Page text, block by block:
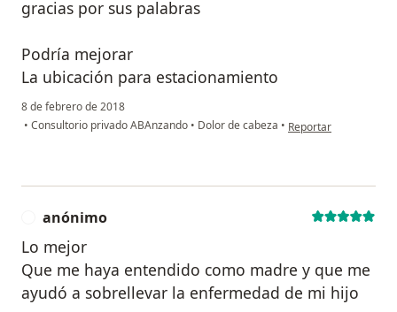
gracias por sus palabras
Podría mejorar
La ubicación para estacionamiento
8 de febrero de 2018
• Consultorio privado ABAnzando • Dolor de cabeza • en opinión del
Reportar
anónimo
Lo mejor
Que me haya entendido como madre y que me
ayudó a sobrellevar la enfermedad de mi hijo